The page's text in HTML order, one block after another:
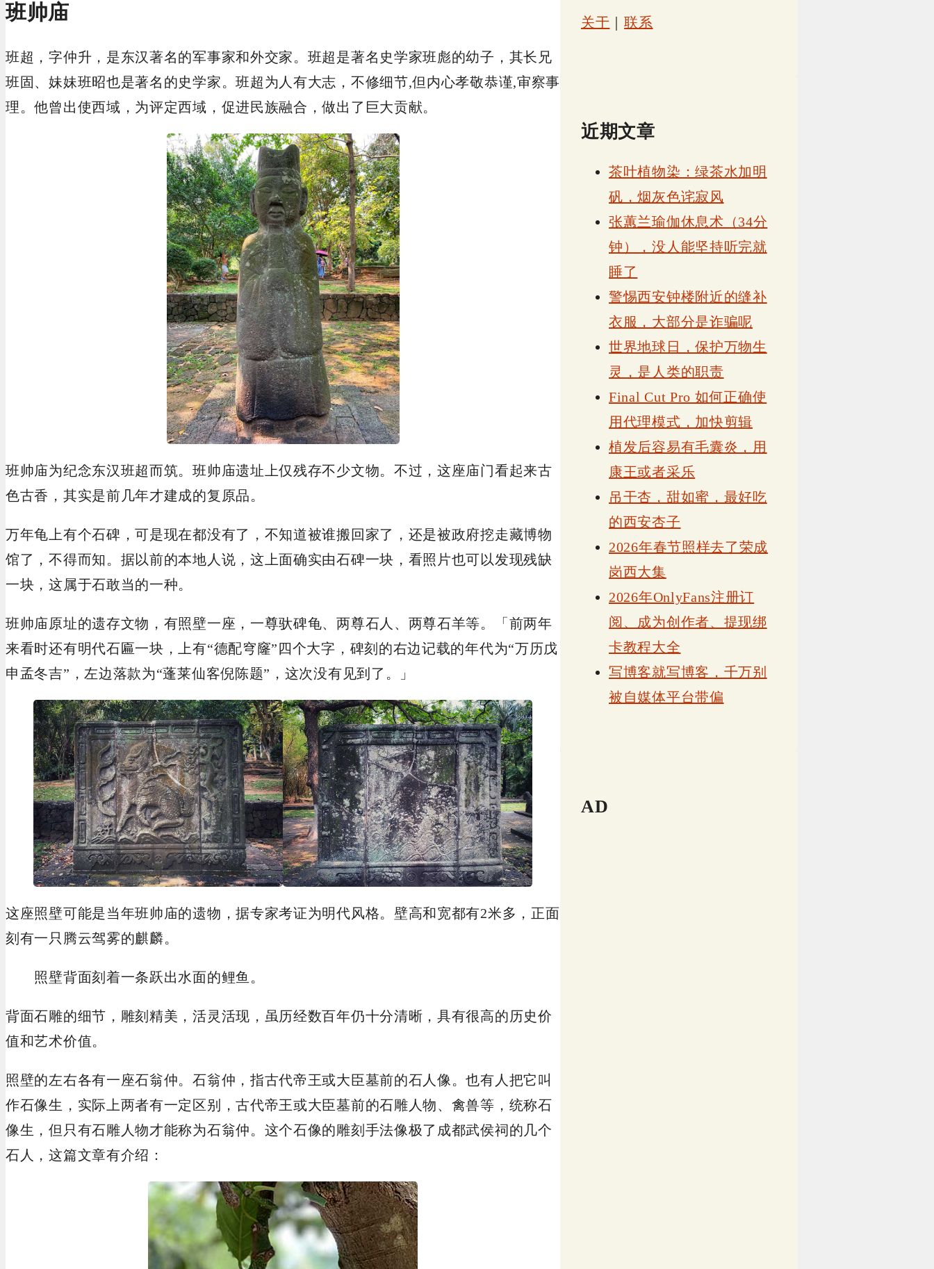
班帅庙
班超，字仲升，是东汉著名的军事家和外交家。班超是著名史学家班彪的幼子，其长兄
班固、妹妹班昭也是著名的史学家。班超为人有大志，不修细节,但内心孝敬恭谨,审察事
理。他曾出使西域，为评定西域，促进民族融合，做出了巨大贡献。
班帅庙为纪念东汉班超而筑。班帅庙遗址上仅残存不少文物。不过，这座庙门看起来古
色古香，其实是前几年才建成的复原品。
万年龟上有个石碑，可是现在都没有了，不知道被谁搬回家了，还是被政府挖走藏博物
馆了，不得而知。据以前的本地人说，这上面确实由石碑一块，看照片也可以发现残缺
一块，这属于石敢当的一种。
班帅庙原址的遗存文物，有照壁一座，一尊驮碑龟、两尊石人、两尊石羊等。「前两年
来看时还有明代石匾一块，上有“德配穹窿”四个大字，碑刻的右边记载的年代为“万历戊
申孟冬吉”，左边落款为“蓬莱仙客倪陈题”，这次没有见到了。」
这座照壁可能是当年班帅庙的遗物，据专家考证为明代风格。壁高和宽都有2米多，正面
刻有一只腾云驾雾的麒麟。
照壁背面刻着一条跃出水面的鲤鱼。
背面石雕的细节，雕刻精美，活灵活现，虽历经数百年仍十分清晰，具有很高的历史价
值和艺术价值。
照壁的左右各有一座石翁仲。石翁仲，指古代帝王或大臣墓前的石人像。也有人把它叫
作石像生，实际上两者有一定区别，古代帝王或大臣墓前的石雕人物、禽兽等，统称石
像生，但只有石雕人物才能称为石翁仲。这个石像的雕刻手法像极了成都武侯祠的几个
石人，这篇文章有介绍：
关于 ｜联系
近期文章
茶叶植物染：绿茶水加明
矾，烟灰色诧寂风
张蕙兰瑜伽休息术（34分
钟），没人能坚持听完就
睡了
警惕西安钟楼附近的缝补
衣服，大部分是诈骗呢
世界地球日，保护万物生
灵，是人类的职责
Final Cut Pro 如何正确使
用代理模式，加快剪辑
植发后容易有毛囊炎，用
康王或者采乐
吊干杏，甜如蜜，最好吃
的西安杏子
2026年春节照样去了荣成
岗西大集
2026年OnlyFans注册订
阅、成为创作者、提现绑
卡教程大全
写博客就写博客，千万别
被自媒体平台带偏
AD